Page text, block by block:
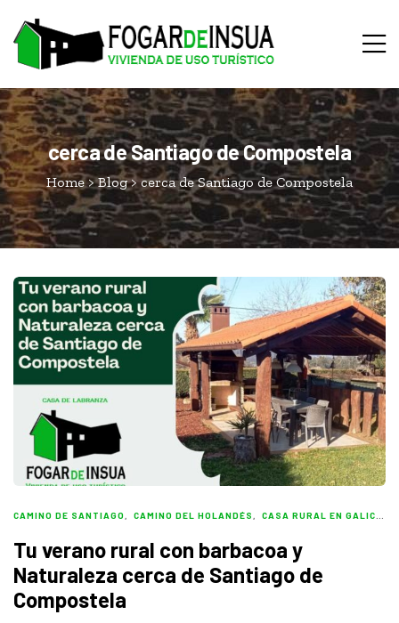
cerca de Santiago de Compostela
Home>Blog>cerca de Santiago de Compostela
CAMINO DE SANTIAGO CAMINO DEL HOLANDÉS CASA RURAL EN GALICIA
Tu verano rural con barbacoa y
Naturaleza cerca de Santiago de
Compostela